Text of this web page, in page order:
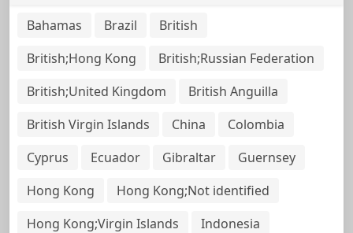
Bahamas Brazil
British
British;Hong Kong
British;Russian Federation
British;United Kingdom
British Anguilla
British Virgin Islands
China
Colombia
Cyprus
Ecuador Gibraltar
Guernsey
Hong Kong
Hong Kong;Not identified
Hong Kong;Virgin Islands
Indonesia